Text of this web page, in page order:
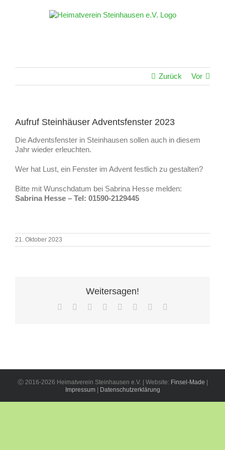
Zurück Vor
Aufruf Steinhäuser Adventsfenster 2023
Die Adventsfenster in Steinhausen sollen auch in diesem
Jahr wieder erleuchten.
Wer hat Lust, ein Fenster im Advent festlich zu gestalten?
Bitte mit Wunschdatum bei Sabrina Hesse melden:
Sabrina Hesse – Tel: 01590-2129445
21. Oktober 2023
Weitersagen!
Facebook Reddit LinkedIn
TumblrPinterest
Ⓒ 2016-2026 Heimatverein Steinhausen e.V. | Website: Finsel-Made
Impressum| Datenschutzerklärung